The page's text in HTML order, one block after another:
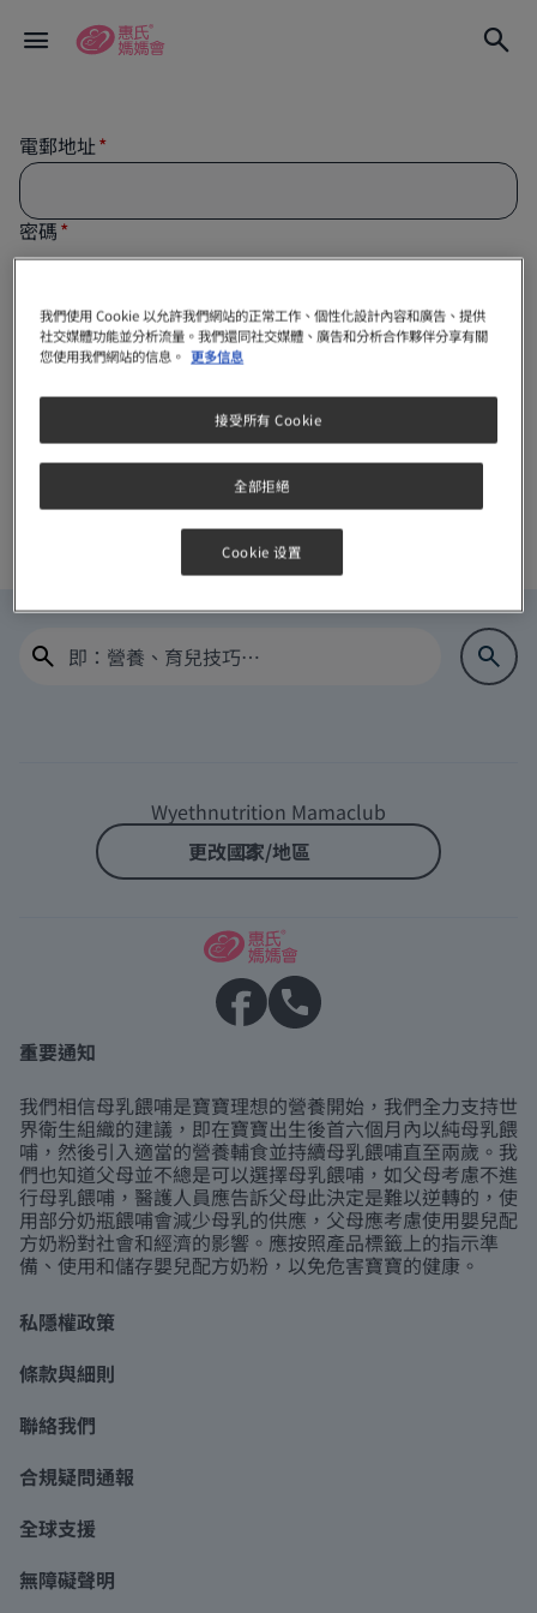
電郵地址
密碼
保持我的登入狀態
Wyethnutrition Mamaclub
更改國家/地區
重要通知
我們相信母乳餵哺是寶寶理想的營養開始，我們全力支持世
界衛生組織的建議，即在寶寶出生後首六個月內以純母乳餵
哺，然後引入適當的營養輔食並持續母乳餵哺直至兩歲。我
們也知道父母並不總是可以選擇母乳餵哺，如父母考慮不進
行母乳餵哺，醫護人員應告訴父母此決定是難以逆轉的，使
用部分奶瓶餵哺會減少母乳的供應，父母應考慮使用嬰兒配
方奶粉對社會和經濟的影響。應按照產品標籤上的指示準
備、使用和儲存嬰兒配方奶粉，以免危害寶寶的健康。
私隱權政策
條款與細則
聯絡我們
合規疑問通報
全球支援
無障礙聲明
我們使用 Cookie 以允許我們網站的正常工作、個性化設計內容和廣告、提供
社交媒體功能並分析流量。我們還同社交媒體、廣告和分析合作夥伴分享有關
您使用我們網站的信息。 更多信息
全部拒絕
接受所有 Cookie
Cookie 设置